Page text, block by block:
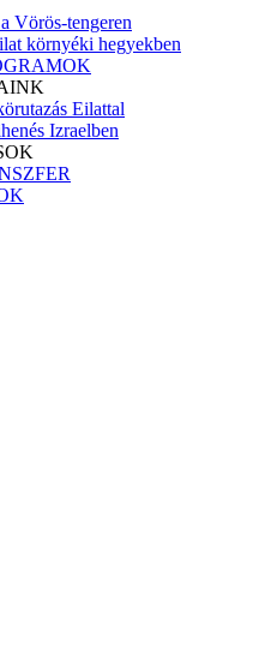
Vörös-tengeren
környéki hegyekben
Eilattal
Izraelben